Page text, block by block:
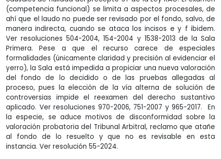
(competencia funcional) se limita a aspectos procesales, de
ahí que el laudo no puede ser revisado por el fondo, salvo, de
manera indirecta, cuando se ataca los incisos e y f ibidem.
Ver resoluciones 504-2004, 154-2004 y 1538-2013 de la Sala
Primera. Pese a que el recurso carece de especiales
formalidades (únicamente claridad y precisión al evidenciar el
yerro), la Sala está impedida a propiciar una nueva valoración
del fondo de lo decidido o de las pruebas allegadas al
proceso, pues la elección de la vía alterna de solución de
controversias impide el reexamen del derecho sustantivo
aplicado. Ver resoluciones 970-2006, 751-2007 y 965-2017. En
la especie, se aduce motivos de disconformidad sobre la
valoración probatoria del Tribunal Arbitral, reclamo que atañe
al fondo de lo resuelto y que no es revisable en esta
instancia. Ver resolución 55-2024.